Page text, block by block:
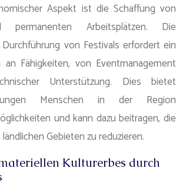
Aspekt ist die Schaffung von
permanenten Arbeitsplätzen. Die
von Festivals erfordert ein
Fähigkeiten, von Eventmanagement
Unterstützung. Dies bietet
Menschen in der Region
und kann dazu beitragen, die
Gebieten zu reduzieren.
Kulturerbes durch